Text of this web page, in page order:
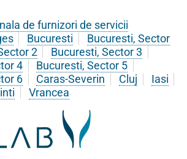
de furnizori de servicii
Bucuresti
Bucuresti, Sector
2
Bucuresti, Sector 3
4
Bucuresti, Sector 5
6
Caras-Severin Cluj
Iasi
Vrancea